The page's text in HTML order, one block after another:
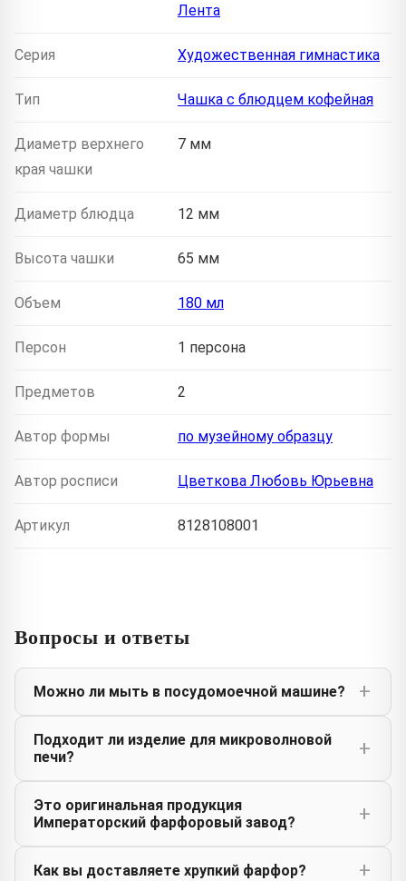
Лента
Серия Художественная гимнастика
Тип Чашка с блюдцем кофейная
Диаметр верхнего
края чашки
7 мм
Диаметр блюдца 12 мм
Высота чашки 65 мм
Объем 180 мл
Персон 1 персона
Предметов 2
Автор формы по музейному образцу
Автор росписи Цветкова Любовь Юрьевна
Артикул 8128108001
Вопросы и ответы
Можно ли мыть в посудомоечной машине?
Подходит ли изделие для микроволновой
печи?
Это оригинальная продукция
Императорский фарфоровый завод?
Как вы доставляете хрупкий фарфор?